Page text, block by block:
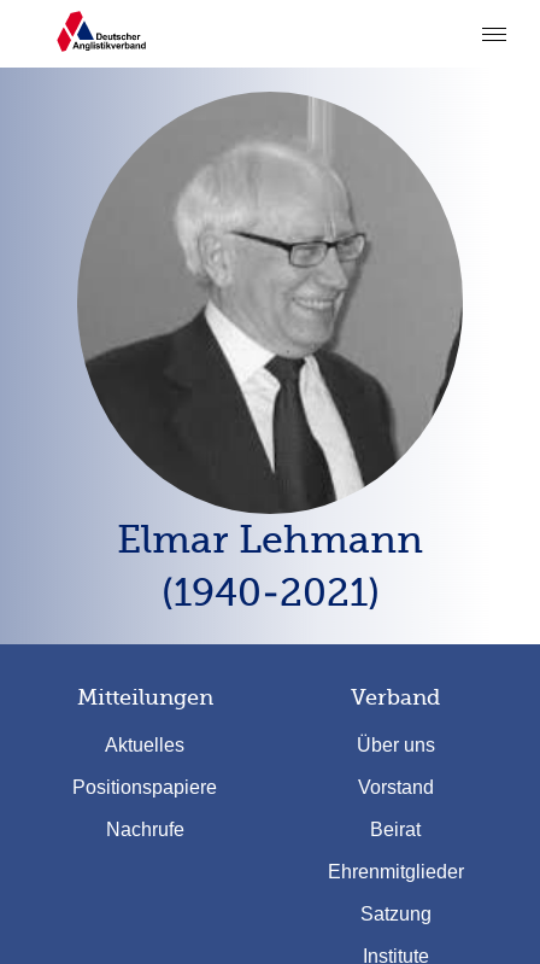
Elmar Lehmann
(1940-2021)
Mitteilungen
Aktuelles
Positionspapiere
Nachrufe
Verband
Über uns
Vorstand
Beirat
Ehrenmitglieder
Satzung
Institute